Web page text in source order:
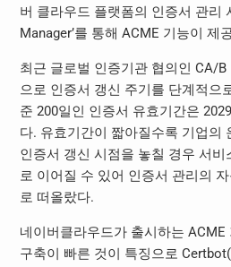
버 클라우드 플랫폼의 인증서 관리
Manager’를 통해 ACME 기능이 제
최근 글로벌 인증기관 협의인 CA/
으로 인증서 갱신 주기를 단계적으
준 200일인 인증서 유효기간은
다. 유효기간이 짧아질수록 기업의
인증서 갱신 시점을 놓칠 경우 서비
로 이어질 수 있어 인증서 관리의
로 떠올랐다.
네이버클라우드가 출시하는
구축이 빠른 것이 특징으로